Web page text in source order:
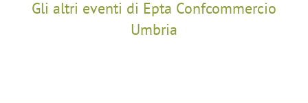
Gli altri eventi di Epta Confcommercio
Umbria